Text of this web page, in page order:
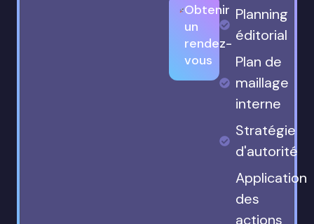
Obtenir
un
rendez-
vous
Planning
éditorial
Plan de
maillage
interne
Stratégie
d'autorité
Application
des
actions